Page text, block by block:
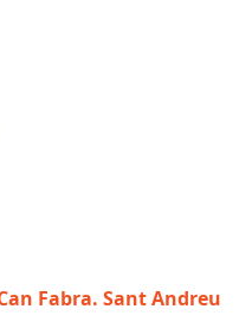
Fabra. Sant Andreu